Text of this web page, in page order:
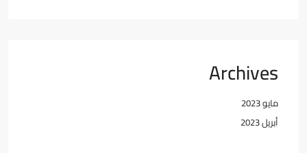
Archives
مايو 2023
أبريل 2023